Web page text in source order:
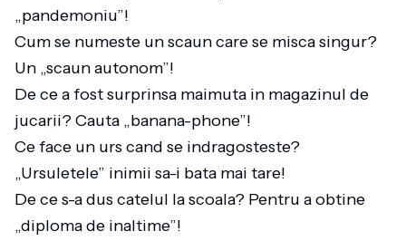
„pandemoniu”!
Cum se numeste un scaun care se misca singur?
Un „scaun autonom”!
De ce a fost surprinsa maimuta in magazinul de
jucarii? Cauta „banana-phone”!
Ce face un urs cand se indragosteste?
„Ursuletele” inimii sa-i bata mai tare!
De ce s-a dus catelul la scoala? Pentru a obtine
„diploma de inaltime”!